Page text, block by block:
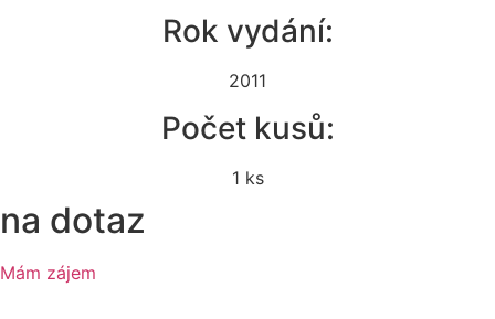
Rok vydání:
2011
Počet kusů:
1 ks
na dotaz
Mám zájem